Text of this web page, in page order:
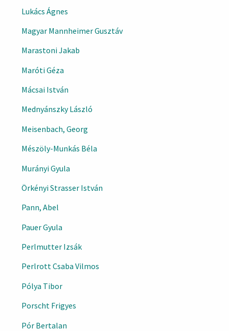
Lukács Ágnes
Magyar Mannheimer Gusztáv
Marastoni Jakab
Maróti Géza
Mácsai István
Mednyánszky László
Meisenbach, Georg
Mészöly-Munkás Béla
Murányi Gyula
Örkényi Strasser István
Pann, Abel
Pauer Gyula
Perlmutter Izsák
Perlrott Csaba Vilmos
Pólya Tibor
Porscht Frigyes
Pór Bertalan